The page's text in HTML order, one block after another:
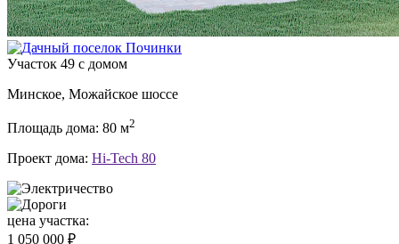
Участок 49 с домом
Минское, Можайское шоссе
Площадь дома: 80 м2
Проект дома: Hi-Tech 80
цена участка:
1 050 000 ₽